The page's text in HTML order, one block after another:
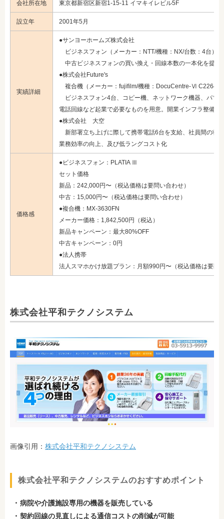
会社所在地 東京都新宿区新宿1-15-11 イマキイレビル5F
設立年 2001年5月
実績詳細
●サンヨーホームズ株式会社
ビジネスフォン（メーカー：NTT/機種：NX/台数：4台）
中古ビジネスフォンの買い換え・回線本数の一本化を提案
●株式会社Future's
複合機（メーカー：fujifilm/機種：DocuCentre-Ⅵ C2264）
ビジネスフォン4台、コピー機、ネットワーク機器、パソ
電話回線など起業で必要なものを用意。開業インフラ整備全
●株式会社 大空
新部署立ち上げに際して携帯電話6台を支給、社員間の状
業務効率の向上、及び低ラングコスト化
価格感
●ビジネスフォン：PLATIA Ⅲ
セット価格
新品：242,000円〜（税込価格は要問い合わせ）
中古：15,000円〜（税込価格は要問い合わせ）
●複合機：MX-3630FN
メーカー価格：1,842,500円（税込）
新品キャンペーン：最大80%OFF
中古キャンペーン：0円
●法人携帯
法人スマホかけ放題プラン：月額990円〜（税込価格は要問
株式会社平和テクノシステム
画像引用： 株式会社平和テクノシステム
株式会社平和テクノシステムのおすすめポイント
病院や介護施設専用の機器を販売している
契約回線の見直しによる通信コストの削減が可能